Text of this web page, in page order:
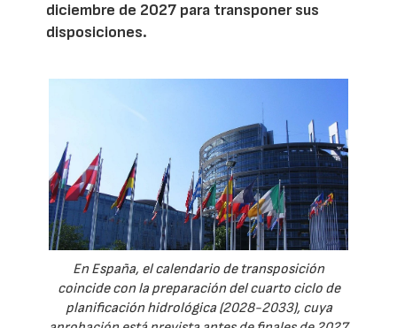
diciembre de 2027 para transponer sus
disposiciones.
En España, el calendario de transposición
coincide con la preparación del cuarto ciclo de
planificación hidrológica (2028-2033), cuya